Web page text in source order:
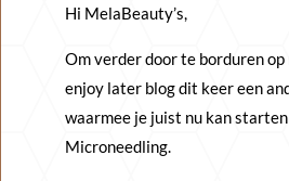
Hi MelaBeauty’s,
Om verder door te borduren
enjoy later blog dit keer een
waarmee je juist nu kan
Microneedling.